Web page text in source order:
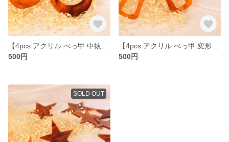
500円
500円
SOLD OUT